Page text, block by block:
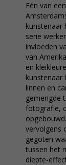
Eén van
kunstenaar
serie
invloeden
van
en
kunstenaar
linnen en
gemengde
fotografie,
vervolgens
gegoten
tussen het
diepte-